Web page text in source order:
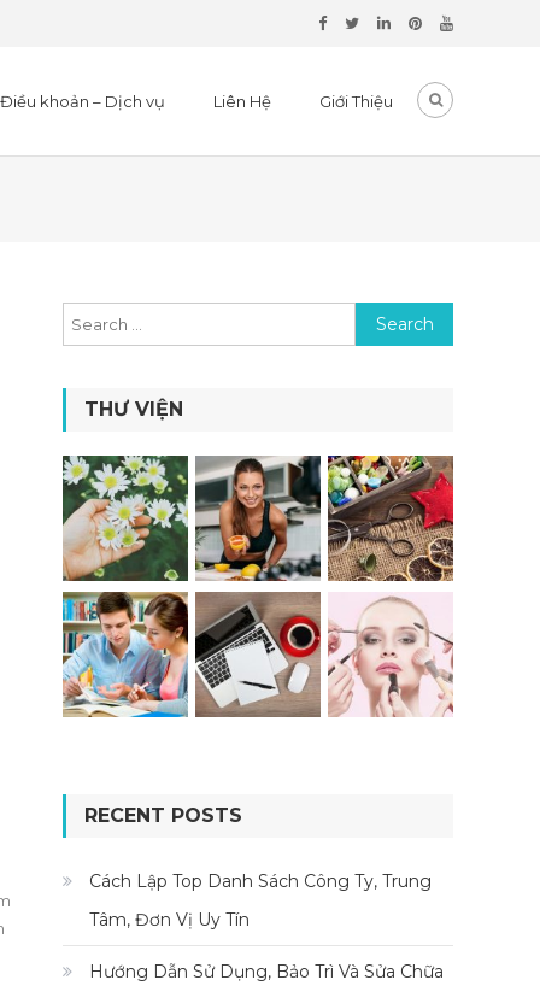
Điều khoản – Dịch vụ Liên Hệ Giới Thiệu
Search for:
THƯ VIỆN
RECENT POSTS
Cách Lập Top Danh Sách Công Ty, Trung
Tâm, Đơn Vị Uy Tín
Hướng Dẫn Sử Dụng, Bảo Trì Và Sửa Chữa